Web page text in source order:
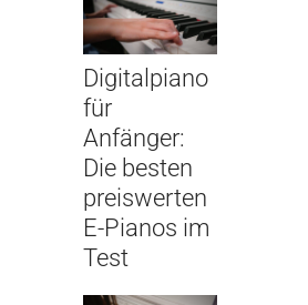
Digitalpiano
für
Anfänger:
Die besten
preiswerten
E-Pianos im
Test